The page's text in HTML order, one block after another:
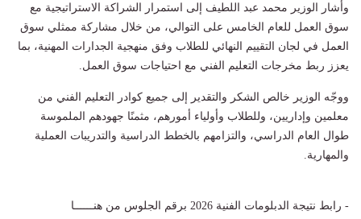
وأشار الوزير محمد عبد اللطيف إلى استمرار الشراكة الاستراتيجية مع
سوق العمل للعام الخامس على التوالي، من خلال مشاركة ممثلي سوق
العمل في لجان التقييم النهائي للطلاب وفق منهجية الجدارات المهنية، بما
يعزز ربط مخرجات التعليم الفني مع احتياجات سوق العمل.
ووجّه الوزير خالص الشكر والتقدير إلى جميع كوادر التعليم الفني من
معلمين وإداريين، وللطلاب وأولياء أمورهم، مثمنًا جهودهم الملموسة
طوال العام الدراسي، والتزامهم بالخطط الدراسية والتدريبات العملية
والمهارية.
- رابط نتيجة الدبلومات الفنية 2026 برقم الجلوس من هنــــــا